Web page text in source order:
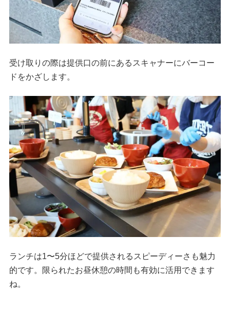
受け取りの際は提供口の前にあるスキャナーにバーコー
ドをかざします。
ランチは1〜5分ほどで提供されるスピーディーさも魅力
的です。限られたお昼休憩の時間も有効に活用できます
ね。